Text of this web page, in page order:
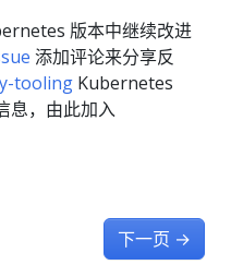
版本中继续改进
添加评论来分享反
tooling Kubernetes
息，由此加入
下一页 →